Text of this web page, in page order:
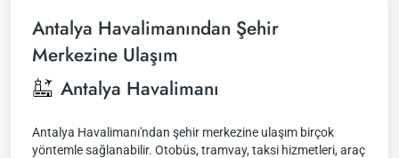
Antalya Havalimanından Şehir
Merkezine Ulaşım
Antalya Havalimanı
Antalya Havalimanı'ndan şehir merkezine ulaşım birçok
yöntemle sağlanabilir. Otobüs, tramvay, taksi hizmetleri, araç